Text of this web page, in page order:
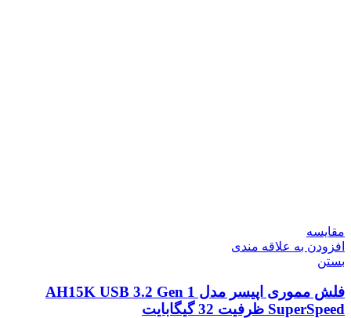
مقایسه
افزودن به علاقه مندی
بستن
فلش مموری اپیسر مدل AH15K USB 3.2 Gen 1
SuperSpeed ظرفیت 32 گیگابایت